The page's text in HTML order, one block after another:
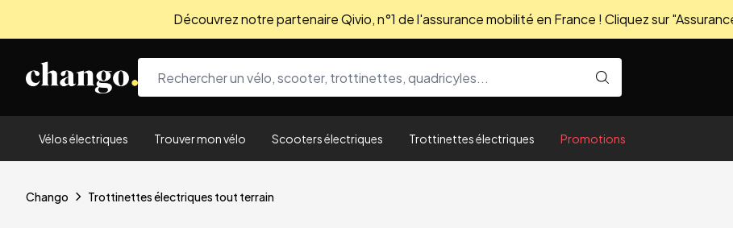
Découvrez notre partenaire Qivio, n°1 de l'assurance mobilité en France ! Cliquez sur
Vélos électriques Trouver mon vélo Scooters électriques Trottinettes électriques Promotions
Chango Trottinettes électriques tout terrain